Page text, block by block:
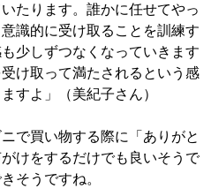
たります。誰かに任せてやっ
識的に受け取ることを訓練す
少しずつなくなっていきます
け取って満たされるという感
すよ」（美紀子さん）
で買い物する際に「ありがと
けをするだけでも良いそうで
そうですね。